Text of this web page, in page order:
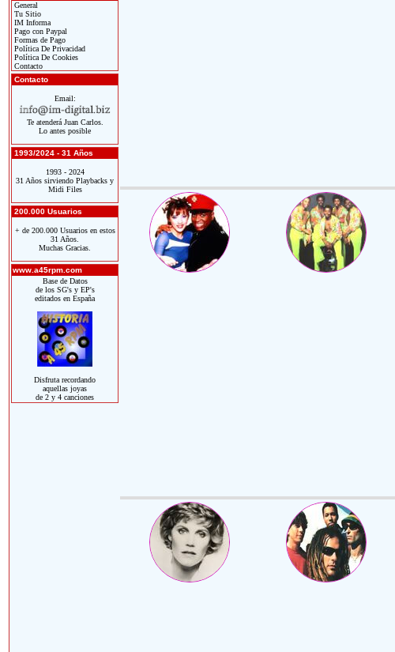
General
Tu Sitio
IM Informa
Pago con Paypal
Formas de Pago
Política De Privacidad
Política De Cookies
Contacto
Contacto
Email:
Te atenderá Juan Carlos.
Lo antes posible
1993/2024 - 31 Años
1993 - 2024
31 Años sirviendo Playbacks y
Midi Files
200.000 Usuarios
+ de 200.000 Usuarios en estos
31 Años.
Muchas Gracias.
www.a45rpm.com
Base de Datos
de los SG's y EP's
editados en España
Disfruta recordando
aquellas joyas
de 2 y 4 canciones